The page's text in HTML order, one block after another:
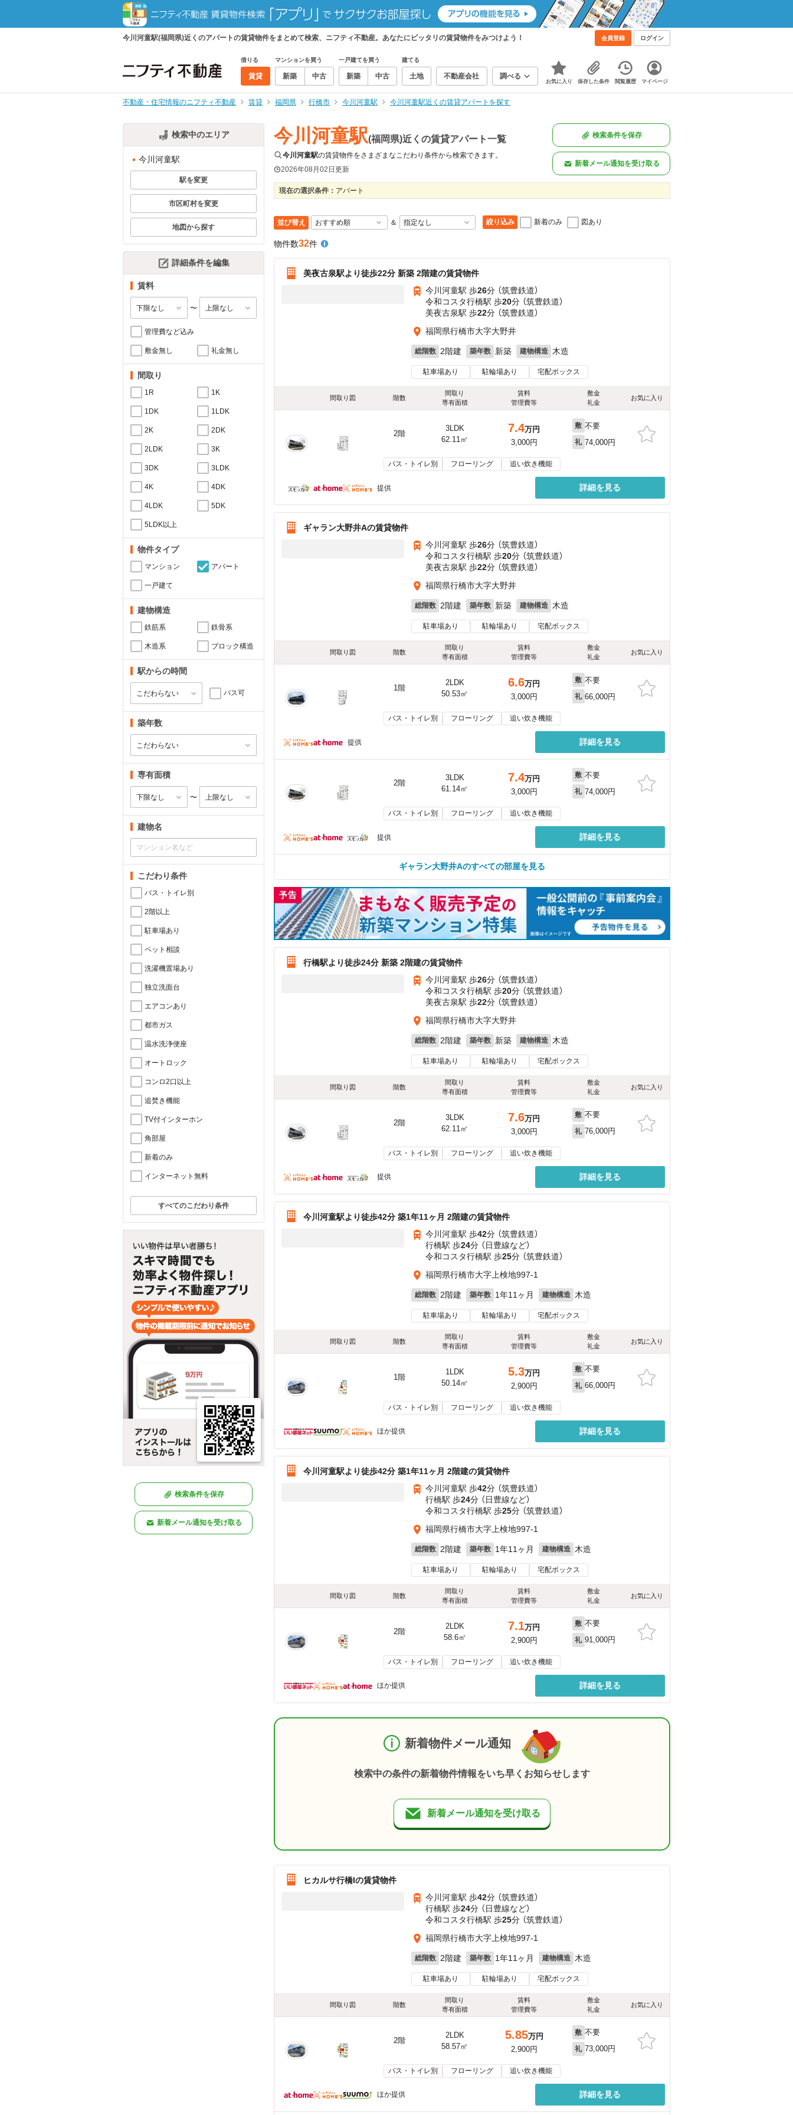
今川河童駅(福岡県)近くのアパートの賃貸物件をまとめて検索、ニフティ不動産。あなたにピッタリの賃貸物件をみつけよう！ 会員登録 ログイン
借りる
賃貸
マンションを買う
新築 中古
一戸建てを買う
新築 中古
建てる
土地 不動産会社 調べる
お気に入り 保存した条件 閲覧履歴 マイページ
不動産・住宅情報のニフティ不動産 賃貸 福岡県 行橋市 今川河童駅 今川河童駅近くの賃貸アパートを探す
検索中のエリア
今川河童駅
駅を変更
市区町村を変更
地図から探す
詳細条件を編集
賃料
〜
管理費など込み
敷金無し 礼金無し
間取り
1R 1K
1DK 1LDK
2K 2DK
2LDK 3K
3DK 3LDK
4K 4DK
4LDK 5DK
5LDK以上
物件タイプ
マンション アパート
一戸建て
建物構造
鉄筋系 鉄骨系
木造系 ブロック構造
駅からの時間
バス可
築年数
専有面積
〜
建物名
こだわり条件
バス・トイレ別
2階以上
駐車場あり
ペット相談
洗濯機置場あり
独立洗面台
エアコンあり
都市ガス
温水洗浄便座
オートロック
コンロ2口以上
追焚き機能
TV付インターホン
角部屋
新着のみ
インターネット無料
すべてのこだわり条件
検索条件を保存
新着メール通知を受け取る
今川河童駅(福岡県)近くの賃貸アパート一覧
今川河童駅の賃貸物件をさまざまなこだわり条件から検索できます。
2026年08月02日更新
検索条件を保存
新着メール通知を受け取る
現在の選択条件： アパート
並び替え ＆ 絞り込み 新着のみ 図あり
物件数32件
美夜古泉駅より徒歩22分 新築 2階建の賃貸物件
今川河童駅 歩26分 （筑豊鉄道）
令和コスタ行橋駅 歩20分 （筑豊鉄道）
美夜古泉駅 歩22分 （筑豊鉄道）
福岡県行橋市大字大野井
総階数 2階建 築年数 新築 建物構造 木造
駐車場あり 駐輪場あり 宅配ボックス
間取り図 階数
間取り
専有面積
賃料
管理費等
敷金
礼金
お気に入り
2階
3LDK
62.11㎡
7.4万円
3,000円
敷 不要
礼 74,000円
バス・トイレ別 フローリング 追い炊き機能
提供 詳細を見る
ギャラン大野井Aの賃貸物件
今川河童駅 歩26分 （筑豊鉄道）
令和コスタ行橋駅 歩20分 （筑豊鉄道）
美夜古泉駅 歩22分 （筑豊鉄道）
福岡県行橋市大字大野井
総階数 2階建 築年数 新築 建物構造 木造
駐車場あり 駐輪場あり 宅配ボックス
間取り図 階数
間取り
専有面積
賃料
管理費等
敷金
礼金
お気に入り
1階
2LDK
50.53㎡
6.6万円
3,000円
敷 不要
礼 66,000円
バス・トイレ別 フローリング 追い炊き機能
提供 詳細を見る
2階
3LDK
61.14㎡
7.4万円
3,000円
敷 不要
礼 74,000円
バス・トイレ別 フローリング 追い炊き機能
提供 詳細を見る
ギャラン大野井Aのすべての部屋を見る
行橋駅より徒歩24分 新築 2階建の賃貸物件
今川河童駅 歩26分 （筑豊鉄道）
令和コスタ行橋駅 歩20分 （筑豊鉄道）
美夜古泉駅 歩22分 （筑豊鉄道）
福岡県行橋市大字大野井
総階数 2階建 築年数 新築 建物構造 木造
駐車場あり 駐輪場あり 宅配ボックス
間取り図 階数
間取り
専有面積
賃料
管理費等
敷金
礼金
お気に入り
2階
3LDK
62.11㎡
7.6万円
3,000円
敷 不要
礼 76,000円
バス・トイレ別 フローリング 追い炊き機能
提供 詳細を見る
今川河童駅より徒歩42分 築1年11ヶ月 2階建の賃貸物件
今川河童駅 歩42分 （筑豊鉄道）
行橋駅 歩24分 （日豊線など）
令和コスタ行橋駅 歩25分 （筑豊鉄道）
福岡県行橋市大字上検地997-1
総階数 2階建 築年数 1年11ヶ月 建物構造 木造
駐車場あり 駐輪場あり 宅配ボックス
間取り図 階数
間取り
専有面積
賃料
管理費等
敷金
礼金
お気に入り
1階
1LDK
50.14㎡
5.3万円
2,900円
敷 不要
礼 66,000円
バス・トイレ別 フローリング 追い炊き機能
ほか提供 詳細を見る
今川河童駅より徒歩42分 築1年11ヶ月 2階建の賃貸物件
今川河童駅 歩42分 （筑豊鉄道）
行橋駅 歩24分 （日豊線など）
令和コスタ行橋駅 歩25分 （筑豊鉄道）
福岡県行橋市大字上検地997-1
総階数 2階建 築年数 1年11ヶ月 建物構造 木造
駐車場あり 駐輪場あり 宅配ボックス
間取り図 階数
間取り
専有面積
賃料
管理費等
敷金
礼金
お気に入り
2階
2LDK
58.6㎡
7.1万円
2,900円
敷 不要
礼 91,000円
バス・トイレ別 フローリング 追い炊き機能
ほか提供 詳細を見る
新着物件メール通知
検索中の条件の新着物件情報をいち早くお知らせします
新着メール通知を受け取る
ヒカルサ行橋Iの賃貸物件
今川河童駅 歩42分 （筑豊鉄道）
行橋駅 歩24分 （日豊線など）
令和コスタ行橋駅 歩25分 （筑豊鉄道）
福岡県行橋市大字上検地997-1
総階数 2階建 築年数 1年11ヶ月 建物構造 木造
駐車場あり 駐輪場あり 宅配ボックス
間取り図 階数
間取り
専有面積
賃料
管理費等
敷金
礼金
お気に入り
2階
2LDK
58.57㎡
5.85万円
2,900円
敷 不要
礼 73,000円
バス・トイレ別 フローリング 追い炊き機能
ほか提供 詳細を見る